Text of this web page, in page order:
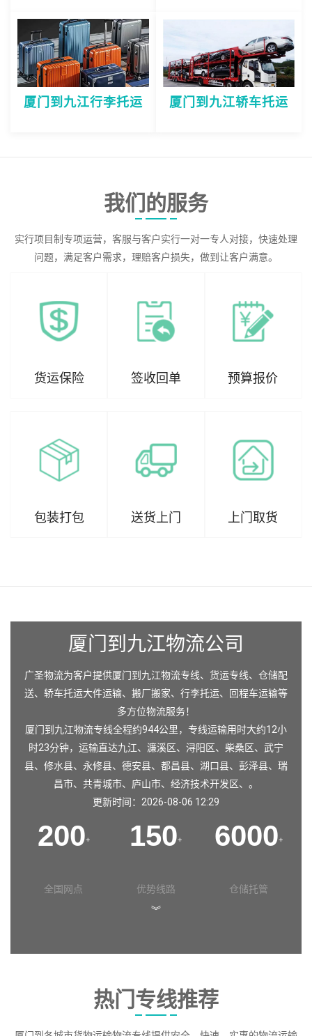
厦门到九江行李托运 厦门到九江轿车托运
我们的服务
实行项目制专项运营，客服与客户实行一对一专人对接，快速处理
问题，满足客户需求，理赔客户损失，做到让客户满意。
货运保险 签收回单 预算报价
包装打包 送货上门 上门取货
厦门到九江物流公司
广圣物流为客户提供厦门到九江物流专线、货运专线、仓储配
送、轿车托运大件运输、搬厂搬家、行李托运、回程车运输等
多方位物流服务！
厦门到九江物流专线全程约944公里，专线运输用时大约12小
时23分钟，运输直达九江、 濂溪区、 浔阳区、 柴桑区、 武宁
县、 修水县、 永修县、 德安县、 都昌县、 湖口县、 彭泽县、 瑞
昌市、 共青城市、 庐山市、 经济技术开发区、。
更新时间：2026-08-06 12:29
200+
全国网点
150+
优势线路
6000+
仓储托管
︾
热门专线推荐